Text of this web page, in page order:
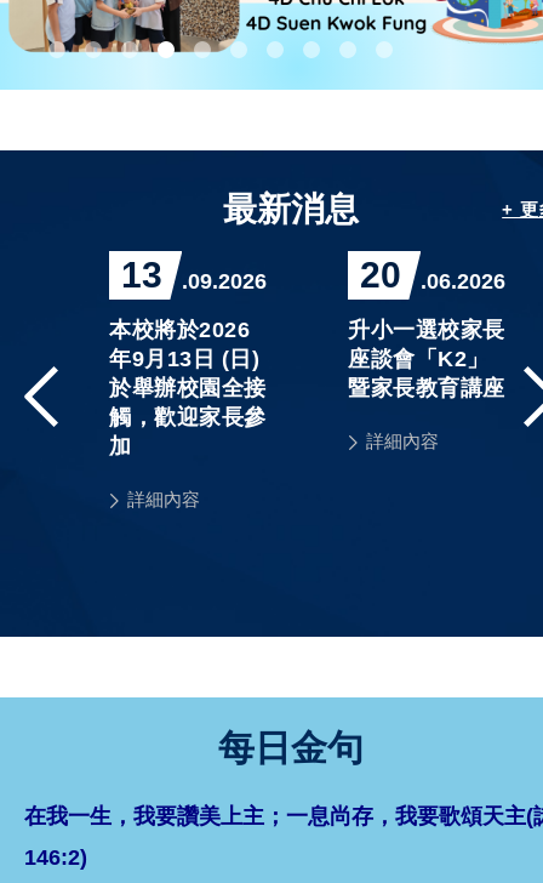
最新消息 + 更
13 .09.2026
本校將於2026
年9月13日 (日)
於舉辦校園全接
觸，歡迎家長參
加
詳細內容
20 .06.2026
升小一選校家長
座談會「K2」
暨家長教育講座
詳細內容
每日金句
在我一生，我要讚美上主；一息尚存，我要歌頌天主(
146:2)